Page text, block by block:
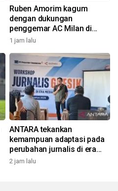
Ruben Amorim kagum
dengan dukungan
penggemar AC Milan di
Indonesia
1 jam lalu
ANTARA tekankan
kemampuan adaptasi pada
perubahan jurnalis di era
digital
2 jam lalu